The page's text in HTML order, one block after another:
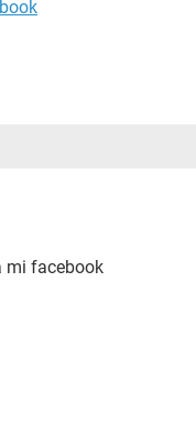
mi facebook